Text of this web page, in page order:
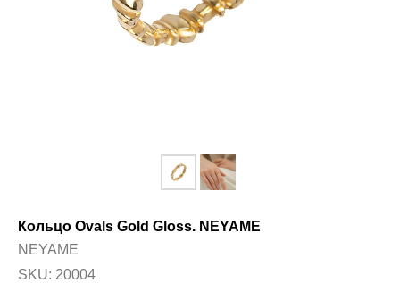
Кольцо Ovals Gold Gloss. NEYAME
NEYAME
SKU: 20004